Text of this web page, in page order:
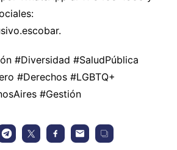
#Diversidad #SaludPública
#Derechos #LGBTQ+
#Gestión